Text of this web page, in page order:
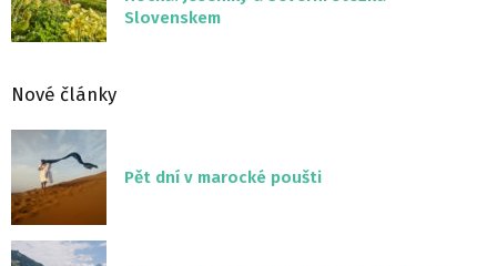
Slovenskem
Nové články
Pět dní v marocké poušti